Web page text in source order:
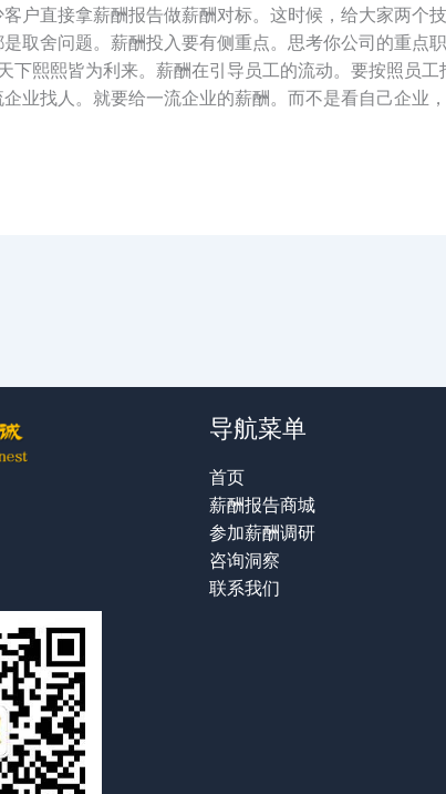
户直接拿薪酬报告做薪酬对标。这时候，给大家两个
取舍问题。薪酬投入要有侧重点。思考你公司的重点
下熙熙皆为利来。薪酬在引导员工的流动。要按照员
业找人。就要给一流企业的薪酬。而不是看自己企业，
导航菜单
首页
薪酬报告商城
参加薪酬调研
咨询洞察
联系我们